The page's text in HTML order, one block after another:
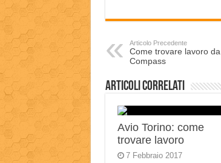
Articolo Precedente
Come trovare lavoro da
Compass
Articoli correlati
Avio Torino: come
trovare lavoro
7 Febbraio 2017